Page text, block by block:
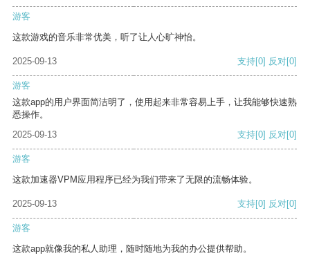
游客
这款游戏的音乐非常优美，听了让人心旷神怡。
2025-09-13 支持[0] 反对[0]
游客
这款app的用户界面简洁明了，使用起来非常容易上手，让我能够快速熟
悉操作。
2025-09-13
支持[0] 反对[0]
游客
这款加速器VPM应用程序已经为我们带来了无限的流畅体验。
2025-09-13 支持[0] 反对[0]
游客
这款app就像我的私人助理，随时随地为我的办公提供帮助。